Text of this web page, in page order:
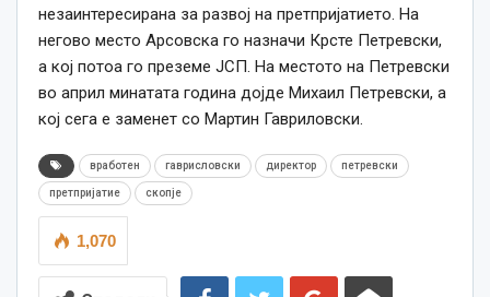
незаинтересирана за развој на претпријатието. На
негово место Арсовска го назначи Крсте Петревски,
а кој потоа го преземе ЈСП. На местото на Петревски
во април минатата година дојде Михаил Петревски, а
кој сега е заменет со Мартин Гавриловски.
вработен гаврисловски директор петревски
претпријатие скопје
1,070